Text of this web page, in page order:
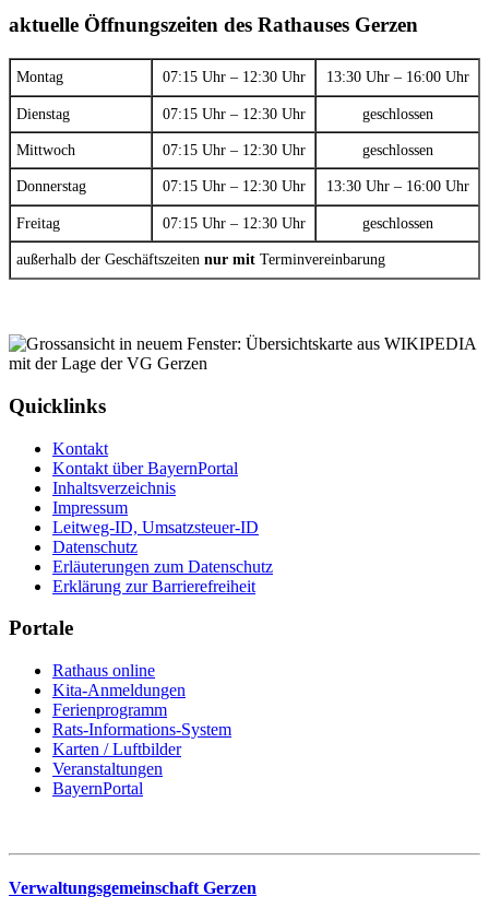
aktuelle Öffnungszeiten des Rathauses Gerzen
Montag 07:15 Uhr – 12:30 Uhr 13:30 Uhr – 16:00 Uhr
Dienstag 07:15 Uhr – 12:30 Uhr geschlossen
Mittwoch 07:15 Uhr – 12:30 Uhr geschlossen
Donnerstag 07:15 Uhr – 12:30 Uhr 13:30 Uhr – 16:00 Uhr
Freitag 07:15 Uhr – 12:30 Uhr geschlossen
außerhalb der Geschäftszeiten nur mit Terminvereinbarung
Quicklinks
Kontakt
Kontakt über BayernPortal
Inhaltsverzeichnis
Impressum
Leitweg-ID, Umsatzsteuer-ID
Datenschutz
Erläuterungen zum Datenschutz
Erklärung zur Barrierefreiheit
Portale
Rathaus online
Kita-Anmeldungen
Ferienprogramm
Rats-Informations-System
Karten / Luftbilder
Veranstaltungen
BayernPortal
Verwaltungsgemeinschaft Gerzen